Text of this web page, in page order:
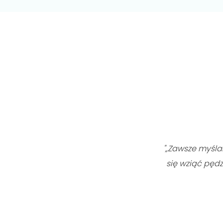
"„Zawsze
się wziąć